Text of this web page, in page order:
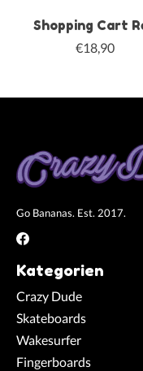
Shopping Cart
€18,90
Go Bananas. Est. 2017.
Kategorien
Crazy Dude
Skateboards
Wakesurfer
Fingerboards